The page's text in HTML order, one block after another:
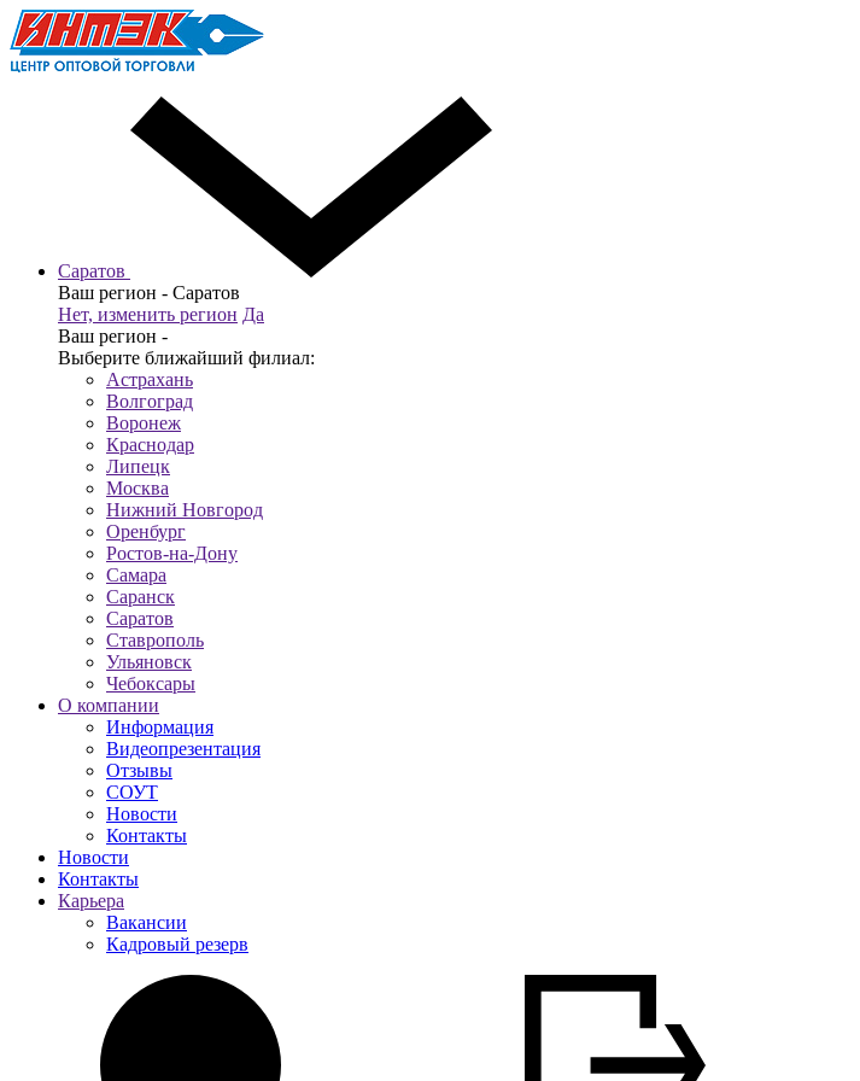
Саратов
Ваш регион - Саратов
Нет, изменить регион Да
Ваш регион -
Выберите ближайший филиал:
Астрахань
Волгоград
Воронеж
Краснодар
Липецк
Москва
Нижний Новгород
Оренбург
Ростов-на-Дону
Самара
Саранск
Саратов
Ставрополь
Ульяновск
Чебоксары
О компании
Информация
Видеопрезентация
Отзывы
СОУТ
Новости
Контакты
Новости
Контакты
Карьера
Вакансии
Кадровый резерв